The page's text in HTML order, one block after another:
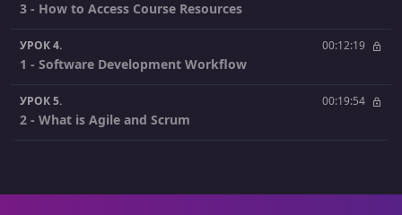
3 - How to Access Course Resources
УРОК 4. 00:12:19
1 - Software Development Workflow
УРОК 5. 00:19:54
2 - What is Agile and Scrum